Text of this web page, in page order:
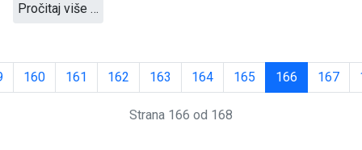
Pročitaj više …
160 161 162 163 164 165 166 167
Strana 166 od 168